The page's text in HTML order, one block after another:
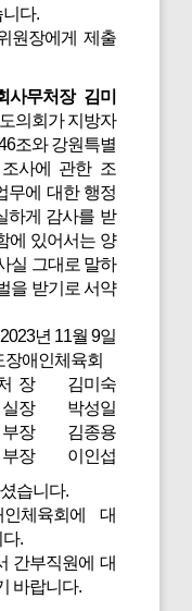
다.
원장에게 제출
사무처장 김미
의회가 지방자
조와 강원특별
사에 관한 조
무에 대한 행정
하게 감사를 받
에 있어서는 양
실 그대로 말하
을 받기로 서약
2023년 11월 9일
장애인체육회
장 김미숙
실장 박성일
부장 김종용
부장 이인섭
습니다.
체육회에 대
.
간부직원에 대
바랍니다.